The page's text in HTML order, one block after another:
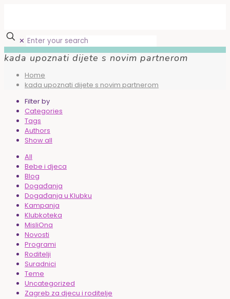
✕
kada upoznati dijete s novim partnerom
Home
kada upoznati dijete s novim partnerom
Filter by
Categories
Tags
Authors
Show all
All
Bebe i djeca
Blog
Događanja
Događanja u Klubku
Kampanja
Klubkoteka
MisliOna
Novosti
Programi
Roditelji
Suradnici
Teme
Uncategorized
Zagreb za djecu i roditelje